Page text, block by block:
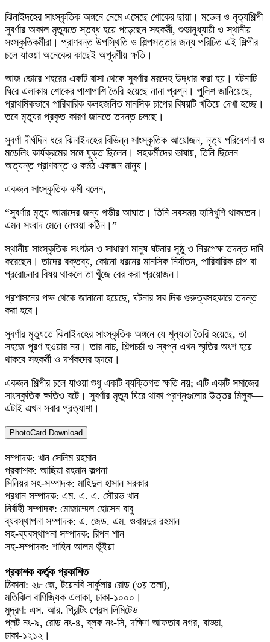
ঝিনাইদহের সাংস্কৃতিক অঙ্গনে নেমে এসেছে শোকের ছায়া। মডেল ও নৃত্যশিল্পী
সুবর্ণার অকাল মৃত্যুতে স্তব্ধ হয়ে পড়েছেন সহকর্মী, শুভানুধ্যায়ী ও স্থানীয়
সংস্কৃতিকর্মীরা। প্রাণবন্ত উপস্থিতি ও শিল্পসত্তার জন্য পরিচিত এই শিল্পীর
চলে যাওয়া অনেকের কাছেই অপূরণীয় ক্ষতি।
আজ ভোরে শহরের একটি বাসা থেকে সুবর্ণার মরদেহ উদ্ধার করা হয়। ঘটনাটি
ঘিরে এলাকায় শোকের পাশাপাশি তৈরি হয়েছে নানা প্রশ্ন। পুলিশ জানিয়েছে,
প্রাথমিকভাবে পারিবারিক কলহজনিত মানসিক চাপের বিষয়টি খতিয়ে দেখা হচ্ছে।
তবে মৃত্যুর প্রকৃত কারণ জানতে তদন্ত চলছে।
সুবর্ণা দীর্ঘদিন ধরে ঝিনাইদহের বিভিন্ন সাংস্কৃতিক আয়োজন, নৃত্য পরিবেশনা ও
মডেলিং কার্যক্রমের সঙ্গে যুক্ত ছিলেন। সহকর্মীদের ভাষায়, তিনি ছিলেন
অত্যন্ত প্রাণবন্ত ও কর্মঠ একজন মানুষ।
একজন সাংস্কৃতিক কর্মী বলেন,
“সুবর্ণার মৃত্যু আমাদের জন্য গভীর আঘাত। তিনি সবসময় হাসিখুশি থাকতেন।
এমন সংবাদ মেনে নেওয়া কঠিন।”
স্থানীয় সাংস্কৃতিক সংগঠন ও সাধারণ মানুষ ঘটনার সুষ্ঠু ও নিরপেক্ষ তদন্ত দাবি
করেছেন। তাদের বক্তব্য, কোনো ধরনের মানসিক নির্যাতন, পারিবারিক চাপ বা
প্ররোচনার বিষয় থাকলে তা খুঁজে বের করা প্রয়োজন।
প্রশাসনের পক্ষ থেকে জানানো হয়েছে, ঘটনার সব দিক গুরুত্বসহকারে তদন্ত
করা হবে।
সুবর্ণার মৃত্যুতে ঝিনাইদহের সাংস্কৃতিক অঙ্গনে যে শূন্যতা তৈরি হয়েছে, তা
সহজে পূরণ হওয়ার নয়। তার নাচ, শিল্পচর্চা ও স্বপ্ন এখন স্মৃতির অংশ হয়ে
থাকবে সহকর্মী ও দর্শকদের হৃদয়ে।
একজন শিল্পীর চলে যাওয়া শুধু একটি ব্যক্তিগত ক্ষতি নয়; এটি একটি সমাজের
সাংস্কৃতিক ক্ষতিও বটে। সুবর্ণার মৃত্যু ঘিরে থাকা প্রশ্নগুলোর উত্তর মিলুক—
এটাই এখন সবার প্রত্যাশা।
PhotoCard Download
সম্পাদক: খান সেলিম রহমান
প্রকাশক: আছিয়া রহমান কল্পনা
সিনিয়র সহ-সম্পাদক: মাহিদুল হাসান সরকার
প্রধান সম্পাদক: এম. এ. এ. সৌরভ খান
নির্বাহী সম্পাদক: মোজাম্মেল হোসেন বাবু
ব্যবস্থাপনা সম্পাদক: এ. জেড. এম. ওবায়দুর রহমান
সহ-ব্যবস্থাপনা সম্পাদক: রিপন শান
সহ-সম্পাদক: শাহিন আলম ভূঁইয়া
প্রকাশক কর্তৃক প্রকাশিত
ঠিকানা: ২৮ জে, টয়েনবি সার্কুলার রোড (৩য় তলা),
মতিঝিল বাণিজ্যিক এলাকা, ঢাকা-১০০০।
মুদ্রণ: এস. আর. প্রিন্টিং প্রেস লিমিটেড
প্লট নং-৯, রোড নং-৪, ব্লক নং-সি, দক্ষিণ আফতাব নগর, বাড্ডা,
ঢাকা-১২১২।